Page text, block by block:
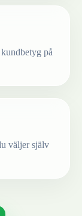
på
väljer själv